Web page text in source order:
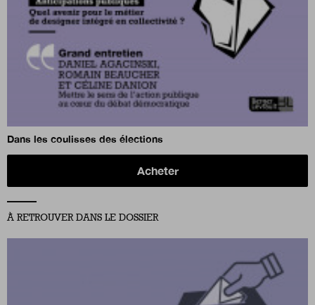
Dans les coulisses des élections
Acheter
À RETROUVER DANS LE DOSSIER